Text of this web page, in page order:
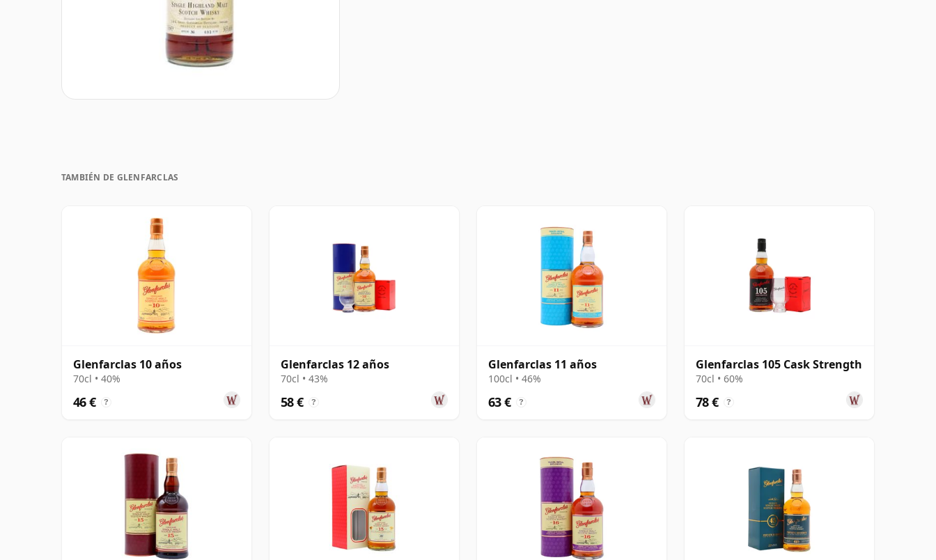
TAMBIÉN DE GLENFARCLAS
Glenfarclas 10 años
70cl • 40%
46 € ?
Glenfarclas 12 años
70cl • 43%
58 € ?
Glenfarclas 11 años
100cl • 46%
63 € ?
Glenfarclas 105 Cask Strength
70cl • 60%
78 € ?